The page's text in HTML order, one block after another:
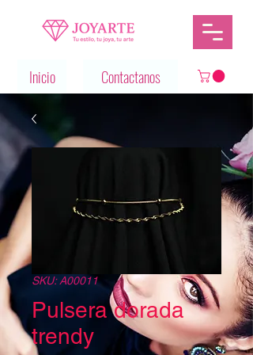
Inicio Contactanos
SKU: A00011
Pulsera dorada
trendy